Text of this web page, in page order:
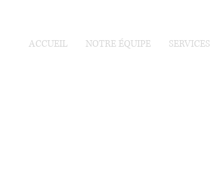
ACCUEIL NOTRE ÉQUIPE SERVICES